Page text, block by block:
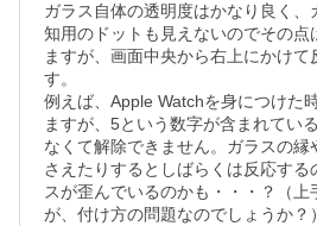
ガラス自体の透明度はかなり良く
知用のドットも見えないのでその点
ますが、画面中央から右上にかけ
す。
例えば、Apple Watchを身につけた
ますが、5という数字が含まれてい
なくて解除できません。ガラスの縁
さえたりするとしばらくは反応する
スが歪んでいるのかも・・・？（上
が、付け方の問題なのでしょうか？）